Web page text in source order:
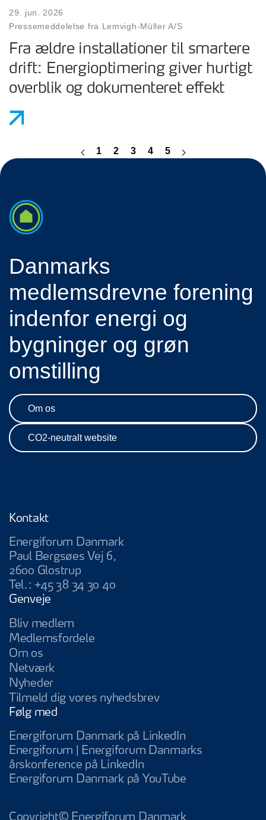
29. jun. 2026
Pressemeddelelse fra Lemvigh-Müller A/S
Fra ældre installationer til smartere
drift: Energioptimering giver hurtigt
overblik og dokumenteret effekt
1 2 3 4 5
Danmarks
medlemsdrevne forening
indenfor energi og
bygninger og grøn
omstilling
Om os
CO2-neutralt website
Kontakt
Energiforum Danmark
Paul Bergsøes Vej 6,
2600 Glostrup
Tel.: +45 38 34 30 40
Genveje
Bliv medlem
Medlemsfordele
Om os
Netværk
Nyheder
Tilmeld dig vores nyhedsbrev
Følg med
Energiforum Danmark på LinkedInEnergiforum
Energiforum | Energiforum Danmarks
årskonference på LinkedInEnergiforum |
Energiforum Danmark på YouTubeEnergiforum